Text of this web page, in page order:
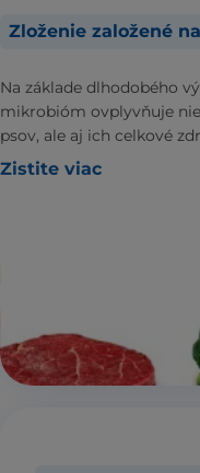
Zloženie založené
Na základe dlhodobého
mikrobióm ovplyvňuje
psov, ale aj ich celkové
Zistite viac